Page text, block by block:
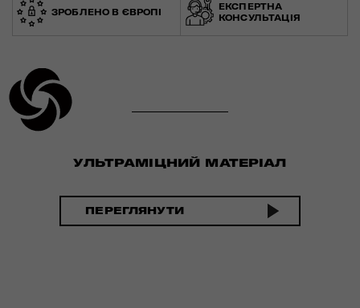
ЗРОБЛЕНО В ЄВРОПІ
ЕКСПЕРТНА
КОНСУЛЬТАЦІЯ
УЛЬТРАМІЦНИЙ МАТЕРІАЛ
ПЕРЕГЛЯНУТИ